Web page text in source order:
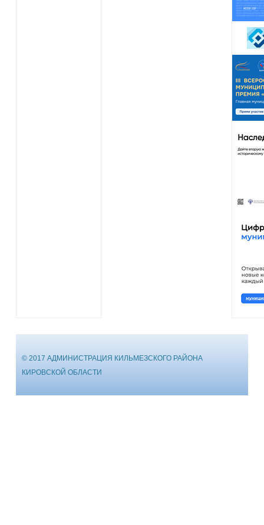
© 2017 АДМИНИСТРАЦИЯ КИЛЬМЕЗСКОГО РАЙОНА
КИРОВСКОЙ ОБЛАСТИ